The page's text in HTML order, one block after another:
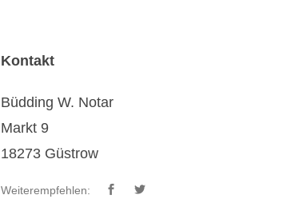
Kontakt
Büdding W. Notar
Markt 9
18273 Güstrow
Weiterempfehlen: